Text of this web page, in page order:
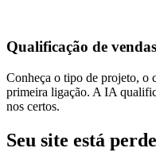
Qualificação de vendas
Conheça o tipo de projeto, o
primeira ligação. A IA
nos certos.
Seu site está